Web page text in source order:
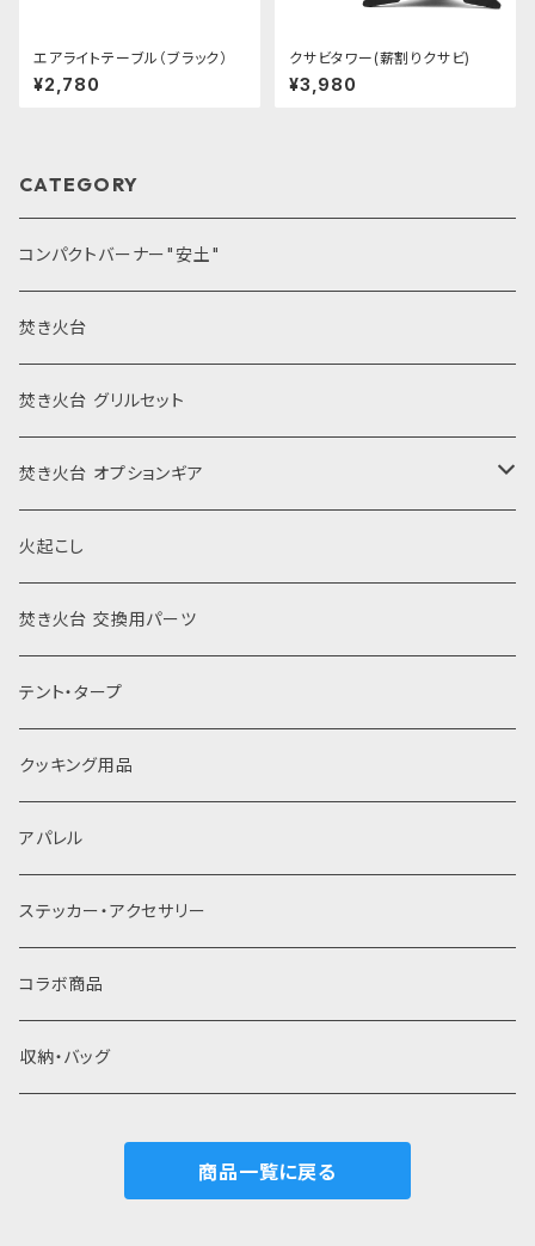
エアライトテーブル（ブラック）
¥2,780
クサビタワー(薪割りクサビ)
¥3,980
CATEGORY
コンパクトバーナー"安土"
焚き火台
焚き火台 グリルセット
焚き火台 オプションギア
風防
薪割り
焼き網
灰受け
火起こし
焚き火台 交換用パーツ
テント・タープ
クッキング用品
アパレル
ステッカー・アクセサリー
コラボ商品
収納・バッグ
商品一覧に戻る